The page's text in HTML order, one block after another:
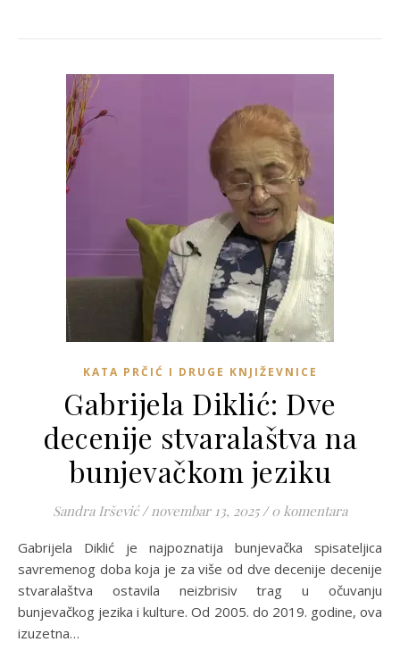
KATA PRČIĆ I DRUGE KNJIŽEVNICE
Gabrijela Diklić: Dve
decenije stvaralaštva na
bunjevačkom jeziku
Sandra Iršević / novembar 13, 2025 / 0 komentara
Gabrijela Diklić je najpoznatija bunjevačka spisateljica
savremenog doba koja je za više od dve decenije decenije
stvaralaštva ostavila neizbrisiv trag u očuvanju
bunjevačkog jezika i kulture. Od 2005. do 2019. godine, ova
izuzetna…